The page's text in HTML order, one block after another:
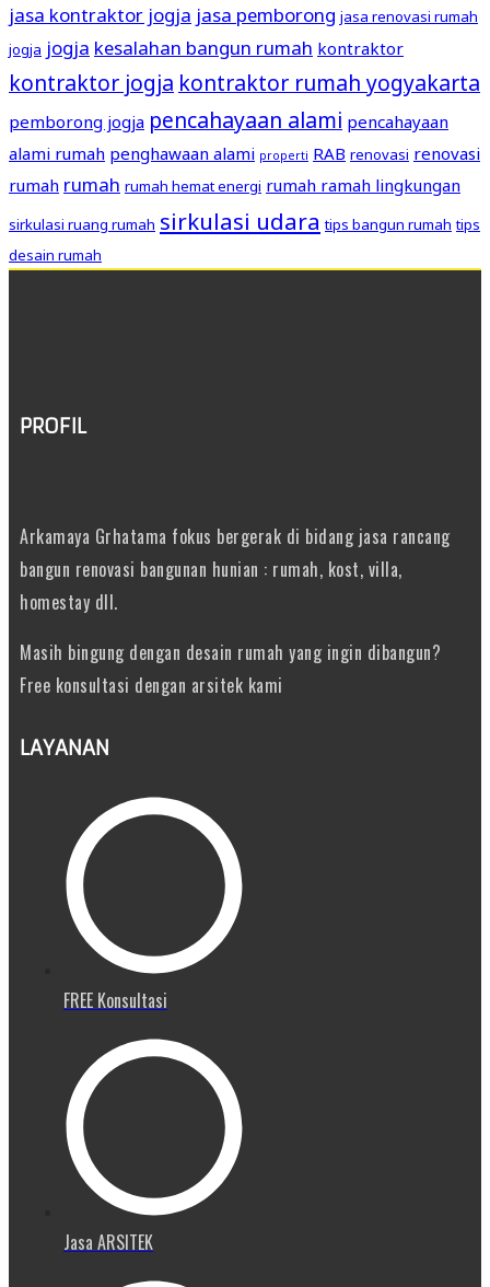
jasa kontraktor jogja jasa pemborong jasa renovasi rumah
jogja jogja kesalahan bangun rumah kontraktor
kontraktor jogja kontraktor rumah yogyakarta
pemborong jogja pencahayaan alami pencahayaan
alami rumah penghawaan alami properti RAB renovasi renovasi
rumah rumah rumah hemat energi rumah ramah lingkungan
sirkulasi ruang rumah sirkulasi udara tips bangun rumah tips
desain rumah
PROFIL
Arkamaya Grhatama fokus bergerak di bidang jasa rancang
bangun renovasi bangunan hunian : rumah, kost, villa,
homestay dll.
Masih bingung dengan desain rumah yang ingin dibangun?
Free konsultasi dengan arsitek kami
LAYANAN
FREE Konsultasi
Jasa ARSITEK